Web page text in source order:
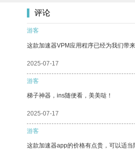
评论
游客
这款加速器VPM应用程序已经为我们带
2025-07-17
游客
梯子神器，ins随便看，美美哒！
2025-07-17
游客
这款加速器app的价格有点贵，可以适